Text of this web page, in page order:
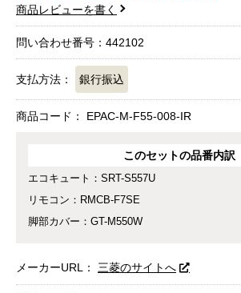
商品レビューを書く
問い合わせ番号：442102
支払方法： 銀行振込
商品コード： EPAC-M-F55-008-IR
このセットの品番内訳
エコキュート：SRT-S557U
リモコン：RMCB-F7SE
脚部カバー：GT-M550W
メーカーURL： 三菱のサイトへ